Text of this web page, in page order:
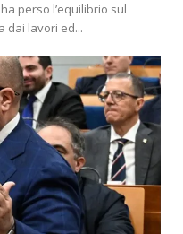
perso l’equilibrio sul
dai lavori ed...